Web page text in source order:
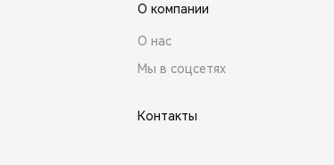
О компании
О нас
Мы в соцсетях
Контакты